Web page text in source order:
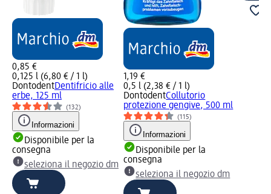
0,85 €
0,125 l (6,80 € / 1 l)
DontodentDentifricio alle
erbe, 125 ml
(132)
Informazioni
Disponibile per la
consegna
seleziona il negozio dm
1,19 €
0,5 l (2,38 € / 1 l)
DontodentCollutorio
protezione gengive, 500 ml
(115)
Informazioni
Disponibile per la
consegna
seleziona il negozio dm